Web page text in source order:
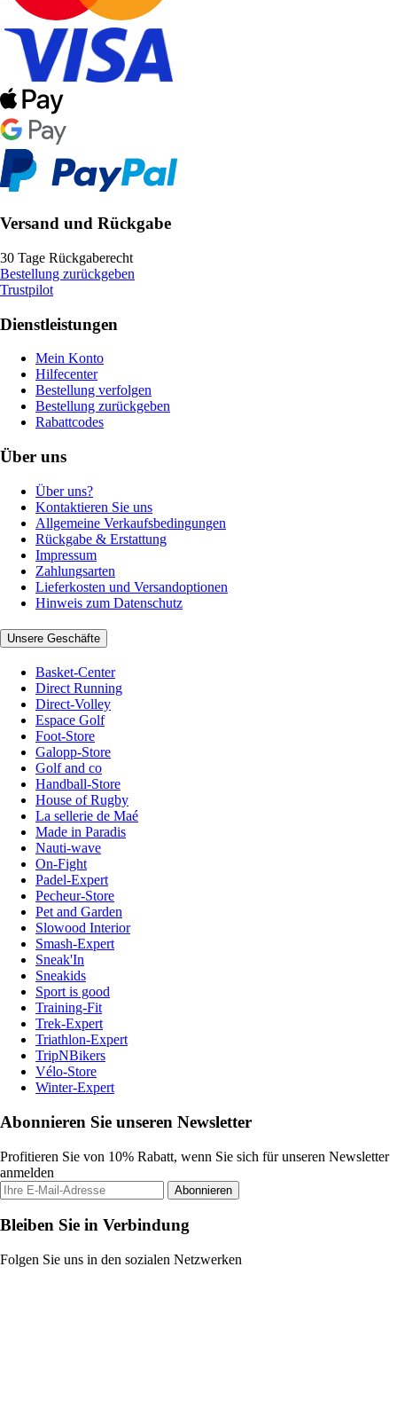
Versand und Rückgabe
30 Tage Rückgaberecht
Bestellung zurückgeben
Trustpilot
Dienstleistungen
Mein Konto
Hilfecenter
Bestellung verfolgen
Bestellung zurückgeben
Rabattcodes
Über uns
Über uns?
Kontaktieren Sie uns
Allgemeine Verkaufsbedingungen
Rückgabe & Erstattung
Impressum
Zahlungsarten
Lieferkosten und Versandoptionen
Hinweis zum Datenschutz
Unsere Geschäfte
Basket-Center
Direct Running
Direct-Volley
Espace Golf
Foot-Store
Galopp-Store
Golf and co
Handball-Store
House of Rugby
La sellerie de Maé
Made in Paradis
Nauti-wave
On-Fight
Padel-Expert
Pecheur-Store
Pet and Garden
Slowood Interior
Smash-Expert
Sneak'In
Sneakids
Sport is good
Training-Fit
Trek-Expert
Triathlon-Expert
TripNBikers
Vélo-Store
Winter-Expert
Abonnieren Sie unseren Newsletter
Profitieren Sie von 10% Rabatt, wenn Sie sich für unseren Newsletter
anmelden
Abonnieren
Bleiben Sie in Verbindung
Folgen Sie uns in den sozialen Netzwerken